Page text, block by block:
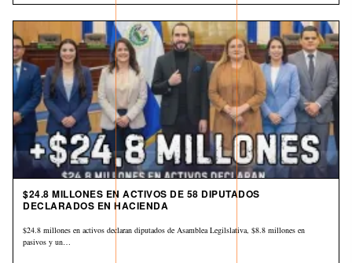
$24.8 MILLONES EN ACTIVOS DE 58 DIPUTADOS
DECLARADOS EN HACIENDA
$24.8 millones en activos declaran diputados de Asamblea Legilslativa, $8.8 millones en
pasivos y un…